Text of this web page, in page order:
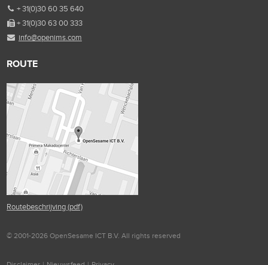
+ 31(0)30 60 35 640
+ 31(0)30 63 00 333
info@openims.com
ROUTE
Routebeschrijving (pdf)
© 2001-2026 OpenSesame ICT B.V. All rights reserved